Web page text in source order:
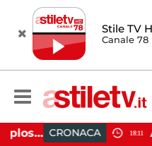
Stile TV
Canale 78
Salerno, colpi di pistola esplosi a Pastena: paura tra i residenti CRONACA 18:11